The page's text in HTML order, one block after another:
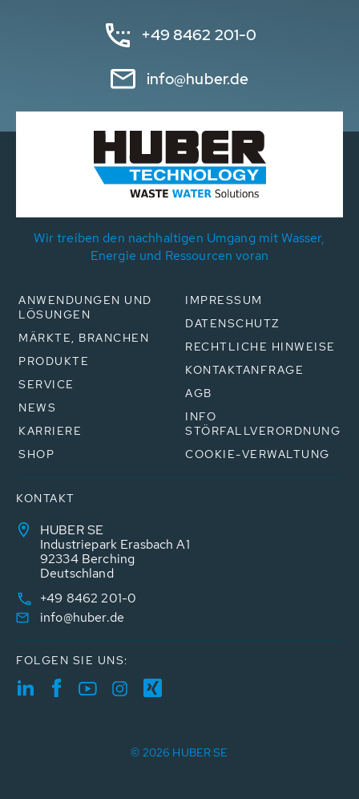
+49 8462 201-0
info@huber.de
Wir treiben den nachhaltigen Umgang mit Wasser,
Energie und Ressourcen voran
ANWENDUNGEN UND
LÖSUNGEN
MÄRKTE, BRANCHEN
PRODUKTE
SERVICE
NEWS
KARRIERE
SHOP
IMPRESSUM
DATENSCHUTZ
RECHTLICHE HINWEISE
KONTAKTANFRAGE
AGB
INFO
STÖRFALLVERORDNUNG
COOKIE-VERWALTUNG
KONTAKT
HUBER SE
Industriepark Erasbach A1
92334 Berching
Deutschland
+49 8462 201-0
info@huber.de
FOLGEN SIE UNS:
© 2026 HUBER SE